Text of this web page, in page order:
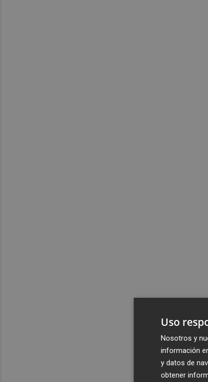
Uso
Nosotros y
información
y datos de
obtener